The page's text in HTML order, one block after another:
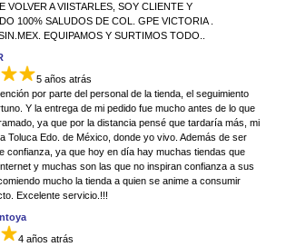
VOLVER A VIISTARLES, SOY CLIENTE Y
100% SALUDOS DE COL. GPE VICTORIA .
EQUIPAMOS Y SURTIMOS TODO..
5 años atrás
por parte del personal de la tienda, el seguimiento
Y la entrega de mi pedido fue mucho antes de lo que
ya que por la distancia pensé que tardaría más, mi
Toluca Edo. de México, donde yo vivo. Además de ser
confianza, ya que hoy en día hay muchas tiendas que
y muchas son las que no inspiran confianza a sus
mucho la tienda a quien se anime a consumir
Excelente servicio.!!!
4 años atrás